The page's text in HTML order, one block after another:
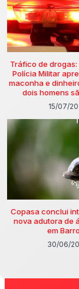
Tráfico de
Polícia Militar
maconha e
dois homens
15/07/
Copasa conclui
nova adutora de
em
30/06/